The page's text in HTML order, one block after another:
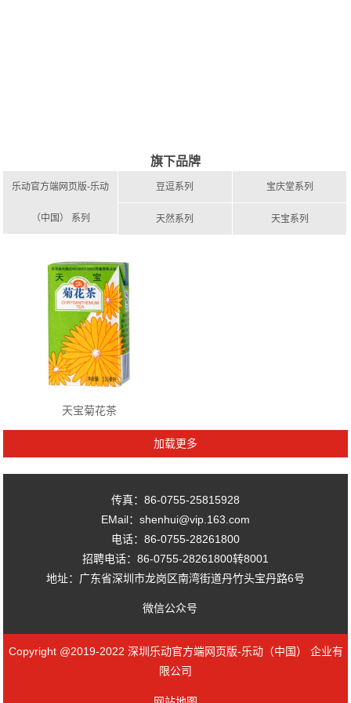
旗下品牌
乐动官方端网页版-乐动
（中国） 系列
豆逗系列 宝庆堂系列
天然系列 天宝系列
天宝菊花茶
传真：86-0755-25815928
EMail：shenhui@vip.163.com
电话：86-0755-28261800
招聘电话：86-0755-28261800转8001
地址：广东省深圳市龙岗区南湾街道丹竹头宝丹路6号
微信公众号
Copyright @2019-2022 深圳乐动官方端网页版-乐动（中国） 企业有
限公司